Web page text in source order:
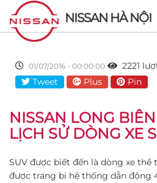
NISSAN HÀ NỘI
01/07/2016 - 00:00:00 2221
Tweet
Plus Pin
NISSAN LONG
LỊCH SỬ DÒNG XE
SUV được biết đến là dòng xe
được trang bị hệ thống dẫn động